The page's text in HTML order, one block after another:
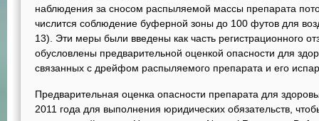
наблюдения за сносом распыляемой массы препарата
числится соблюдение буферной зоны до 100 футов для
13). Эти меры были введены как часть регистрационного
обусловлены предварительной оценкой опасности для
связанных с дрейфом распыляемого препарата и его
Предварительная оценка опасности препарата для
2011 года для выполнения юридических обязательств,